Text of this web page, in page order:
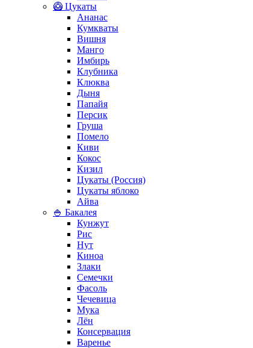
🥝 Цукаты
Ананас
Кумкваты
Вишня
Манго
Имбирь
Клубника
Клюква
Дыня
Папайя
Персик
Груша
Помело
Киви
Кокос
Кизил
Цукаты (Россия)
Цукаты яблоко
Айва
🍚 Бакалея
Кунжут
Рис
Нут
Киноа
Злаки
Семечки
Фасоль
Чечевица
Мука
Лён
Консервация
Варенье